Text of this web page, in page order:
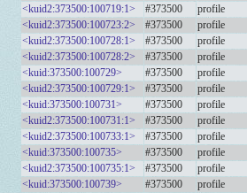
<kuid2:373500:100719:1>
#373500 profile
<kuid2:373500:100723:2>
#373500 profile
<kuid2:373500:100728:1>
#373500 profile
<kuid2:373500:100728:2>
#373500 profile
<kuid:373500:100729>
#373500 profile
<kuid2:373500:100729:1>
#373500 profile
<kuid:373500:100731>
#373500 profile
<kuid2:373500:100731:1>
#373500 profile
<kuid2:373500:100733:1>
#373500 profile
<kuid:373500:100735>
#373500 profile
<kuid2:373500:100735:1>
#373500 profile
<kuid:373500:100739>
#373500 profile